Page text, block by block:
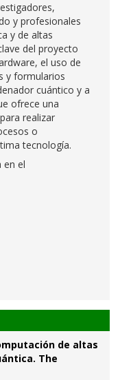
y profesionales
y de altas
del proyecto
el uso de
y formularios
cuántico y a
ofrece una
realizar
o
tecnología.
en el
de altas
The